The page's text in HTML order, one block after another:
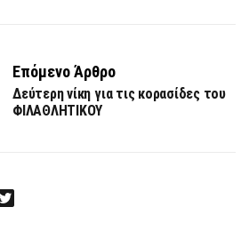
Επόμενο Άρθρο
Δεύτερη νίκη για τις κορασίδες του
ΦΙΛΑΘΛΗΤΙΚΟΥ
Twitter